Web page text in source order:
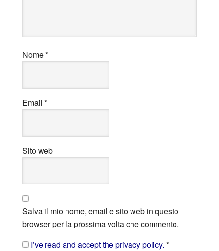
Nome*
Email *
Sito web
Salva il mio nome, email e sito web in questo
browser per la prossima volta che commento.
I’ve read and accept the privacy policy. *